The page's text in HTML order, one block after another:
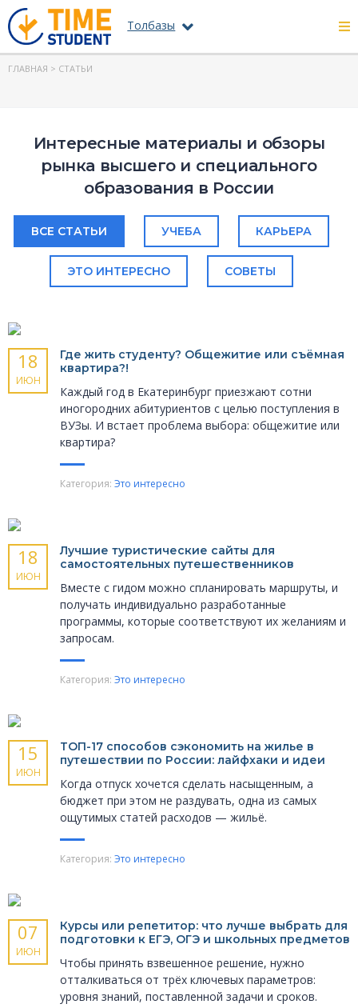
Толбазы
ГЛАВНАЯ > СТАТЬИ
Интересные материалы и обзоры
рынка высшего и специального
образования в России
ВСЕ СТАТЬИ УЧЕБА КАРЬЕРА
ЭТО ИНТЕРЕСНО СОВЕТЫ
18
ИЮН
Где жить студенту? Общежитие или съёмная
квартира?!
Каждый год в Екатеринбург приезжают сотни
иногородних абитуриентов с целью поступления в
ВУЗы. И встает проблема выбора: общежитие или
квартира?
Категория: Это интересно
18
ИЮН
Лучшие туристические сайты для
самостоятельных путешественников
Вместе с гидом можно спланировать маршруты, и
получать индивидуально разработанные
программы, которые соответствуют их желаниям и
запросам.
Категория: Это интересно
15
ИЮН
ТОП-17 способов сэкономить на жилье в
путешествии по России: лайфхаки и идеи
Когда отпуск хочется сделать насыщенным, а
бюджет при этом не раздувать, одна из самых
ощутимых статей расходов — жильё.
Категория: Это интересно
07
ИЮН
Курсы или репетитор: что лучше выбрать для
подготовки к ЕГЭ, ОГЭ и школьных предметов
Чтобы принять взвешенное решение, нужно
отталкиваться от трёх ключевых параметров:
уровня знаний, поставленной задачи и сроков.